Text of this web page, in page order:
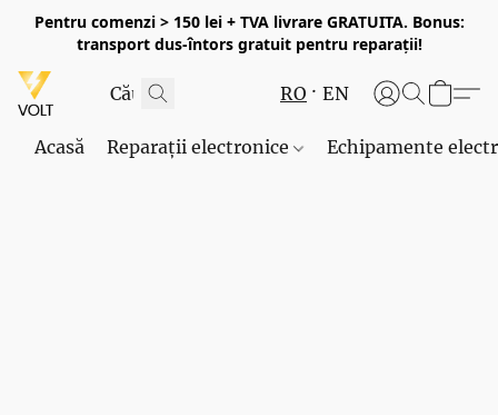
Pentru comenzi > 150 lei + TVA livrare GRATUITA. Bonus:
transport dus-întors gratuit pentru reparații!
RO EN
Acasă Reparații electronice Echipamente